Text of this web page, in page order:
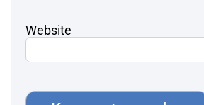
Website